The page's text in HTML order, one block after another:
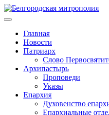
Главная
Новости
Патриарх
Слово
Архипастырь
Проповеди
Указы
Епархия
Духовенство
Епархиальные